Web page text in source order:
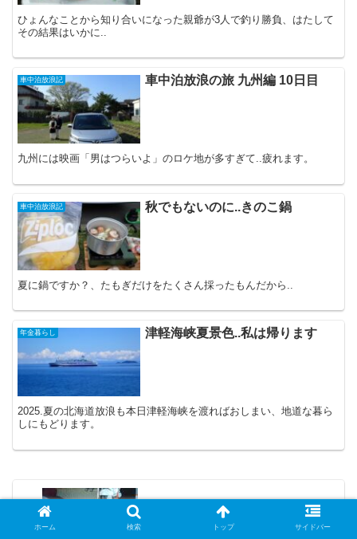
ひょんなことから知り合いになった親爺が3人で釣り勝負、はたして
その結果はいかに..
車中泊放浪記 車中泊放浪の旅 九州編 10日目
九州には映画「男はつらいよ」のロケ地が多すぎて..疲れます。
車中泊放浪記 秋でもないのに..きのこ鍋
夏に鍋ですか？、たもぎだけをたくさん採ったもんだから..
年金暮らし 津軽海峡夏景色..私は帰ります
2025.夏の北海道放浪も本日津軽海峡を渡ればおしまい、地道な暮ら
しにもどります。
令和３年４月９日 午前の話
ホーム 検索 トップ サイドバー